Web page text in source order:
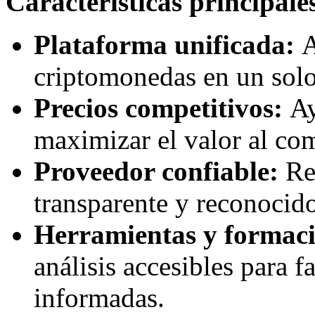
Plataforma unificada:
criptomonedas en un
Precios competitivos:
maximizar el valor al
Proveedor confiable:
transparente y
Herramientas y
análisis accesibles para
informadas.